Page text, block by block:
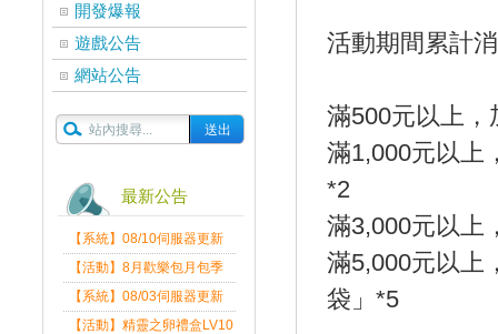
開發爆報
遊戲公告
網站公告
最新公告
【系統】08/10伺服器更新
維護公告
【活動】8月歡樂包月包季
送
【系統】08/03伺服器更新
維護公告
【活動】精靈之卵禮盒LV10
活動期間累計
滿500元以上
滿1,000元以上
*2
滿3,000元以上
滿5,000元以上
袋」*5